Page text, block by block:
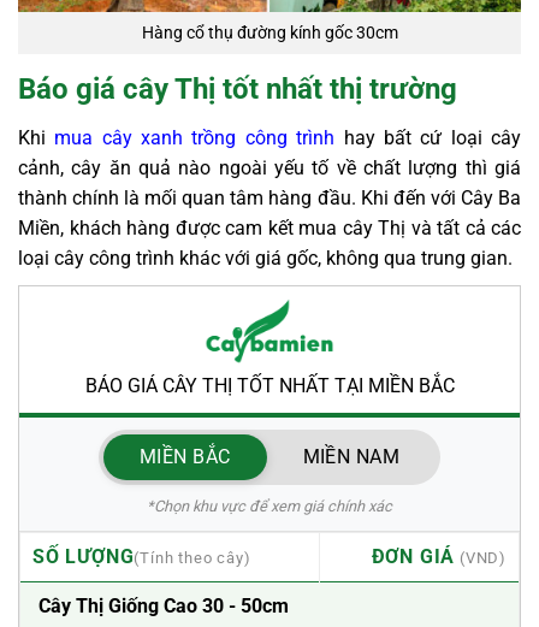
Hàng cổ thụ đường kính gốc 30cm
Báo giá cây Thị tốt nhất thị trường
Khi mua cây xanh trồng công trình hay bất cứ loại cây
cảnh, cây ăn quả nào ngoài yếu tố về chất lượng thì giá
thành chính là mối quan tâm hàng đầu. Khi đến với Cây Ba
Miền, khách hàng được cam kết mua cây Thị và tất cả các
loại cây công trình khác với giá gốc, không qua trung gian.
BÁO GIÁ CÂY THỊ TỐT NHẤT TẠI MIỀN BẮC
MIỀN BẮC MIỀN NAM
*Chọn khu vực để xem giá chính xác
SỐ LƯỢNG ĐƠN GIÁ
Cây Thị Giống Cao 30 - 50cm